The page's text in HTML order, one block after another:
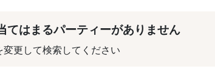
てはまるパーティーがありません
変更して検索してください